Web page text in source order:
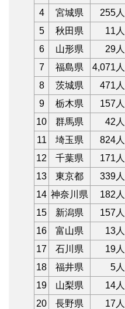
4 宮城県 255人
5
秋田県 11人
6
山形県 29人
7
福島県 4,071人
8
茨城県 471人
9
栃木県 157人
10
群馬県 42人
11 埼玉県 824人
12
千葉県 171人
13
東京都 339人
14 神奈川県 182人
15 新潟県 157人
16
富山県 13人
17
石川県 19人
18 福井県 5人
19 山梨県 14人
20 長野県 17人